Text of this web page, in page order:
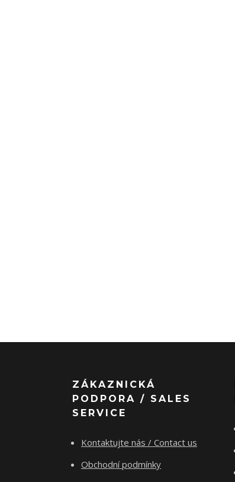
ZÁKAZNICKÁ
PODPORA / SALES
SERVICE
Kontaktujte nás / Contact us
Obchodní podmínky